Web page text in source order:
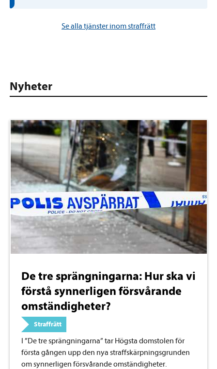
Se alla tjänster inom straffrätt
Nyheter
De tre sprängningarna: Hur ska vi
förstå synnerligen försvårande
omständigheter?
Straffrätt
I ”De tre sprängningarna” tar Högsta domstolen för
första gången upp den nya straffskärpningsgrunden
om synnerligen försvårande omständigheter.